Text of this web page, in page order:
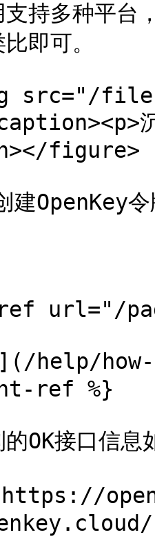
持多种平台
即可。
src="/
沉
figure>
建OpenKey令
url="/
](/help/
ref %}
OK接口信息
[https://